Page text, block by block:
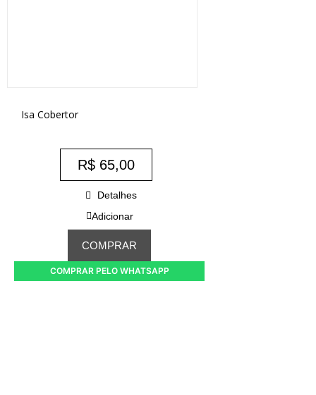
Isa Cobertor
R$65,00
Detalhes
Adicionar
COMPRAR
COMPRAR PELO WHATSAPP